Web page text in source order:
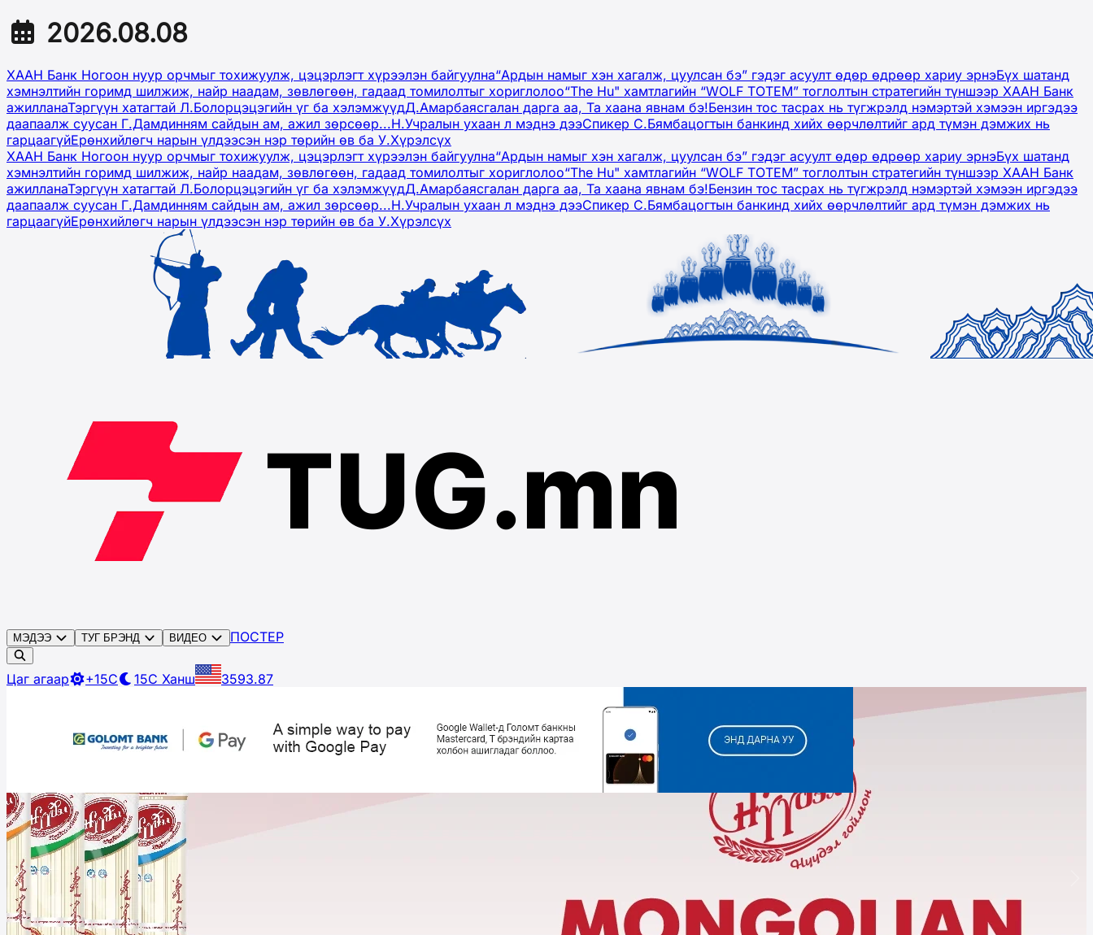
2026.08.08
ХААН Банк Ногоон нуур орчмыг тохижуулж, цэцэрлэгт хүрээлэн байгуулна“Ардын намыг хэн хагалж, цуулсан бэ” гэдэг асуулт өдөр өдрөөр хариу эрнэБүх шатанд
хэмнэлтийн горимд шилжиж, найр наадам, зөвлөгөөн, гадаад томилолтыг хориглолоо“The Hu" хамтлагийн “WOLF TOTEM” тоглолтын стратегийн түншээр ХААН Банк
ажилланаТэргүүн хатагтай Л.Болорцэцэгийн үг ба хэлэмжүүдД.Амарбаясгалан дарга аа, Та хаана явнам бэ!Бензин тос тасрах нь түгжрэлд нэмэртэй хэмээн иргэдээ
даапаалж суусан Г.Дамдинням сайдын ам, ажил зөрсөөр...Н.Учралын ухаан л мэднэ дээСпикер С.Бямбацогтын банкинд хийх өөрчлөлтийг ард түмэн дэмжих нь
гарцаагүйЕрөнхийлөгч нарын үлдээсэн нэр төрийн өв ба У.Хүрэлсүх
ХААН Банк Ногоон нуур орчмыг тохижуулж, цэцэрлэгт хүрээлэн байгуулна“Ардын намыг хэн хагалж, цуулсан бэ” гэдэг асуулт өдөр өдрөөр хариу эрнэБүх шатанд
хэмнэлтийн горимд шилжиж, найр наадам, зөвлөгөөн, гадаад томилолтыг хориглолоо“The Hu" хамтлагийн “WOLF TOTEM” тоглолтын стратегийн түншээр ХААН Банк
ажилланаТэргүүн хатагтай Л.Болорцэцэгийн үг ба хэлэмжүүдД.Амарбаясгалан дарга аа, Та хаана явнам бэ!Бензин тос тасрах нь түгжрэлд нэмэртэй хэмээн иргэдээ
даапаалж суусан Г.Дамдинням сайдын ам, ажил зөрсөөр...Н.Учралын ухаан л мэднэ дээСпикер С.Бямбацогтын банкинд хийх өөрчлөлтийг ард түмэн дэмжих нь
гарцаагүйЕрөнхийлөгч нарын үлдээсэн нэр төрийн өв ба У.Хүрэлсүх
МЭДЭЭ ТУГ БРЭНД ВИДЕО ПОСТЕР
Цаг агаар +15C 15C Ханш 3593.87